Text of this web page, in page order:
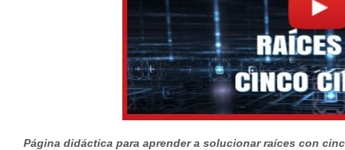
Página didáctica para aprender a solucionar raíces con